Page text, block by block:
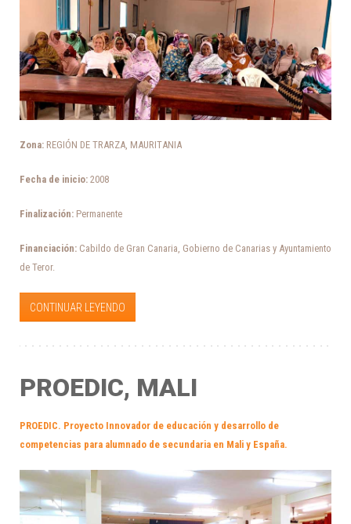
Zona: REGIÓN DE TRARZA, MAURITANIA
Fecha de inicio: 2008
Finalización: Permanente
Financiación: Cabildo de Gran Canaria, Gobierno de Canarias y Ayuntamiento
de Teror.
CONTINUAR LEYENDO
PROEDIC, MALI
PROEDIC. Proyecto Innovador de educación y desarrollo de
competencias para alumnado de secundaria en Mali y España.